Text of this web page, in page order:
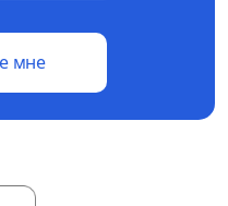
мне